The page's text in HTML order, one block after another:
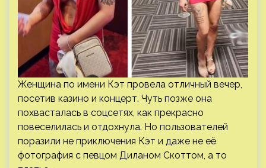
Женщина по имени Кэт провела отличный вечер,
посетив казино и концерт. Чуть позже она
похвасталась в соцсетях, как прекрасно
повеселилась и отдохнула. Но пользователей
поразили не приключения Кэт и даже не её
фотография с певцом Диланом Скоттом, а то